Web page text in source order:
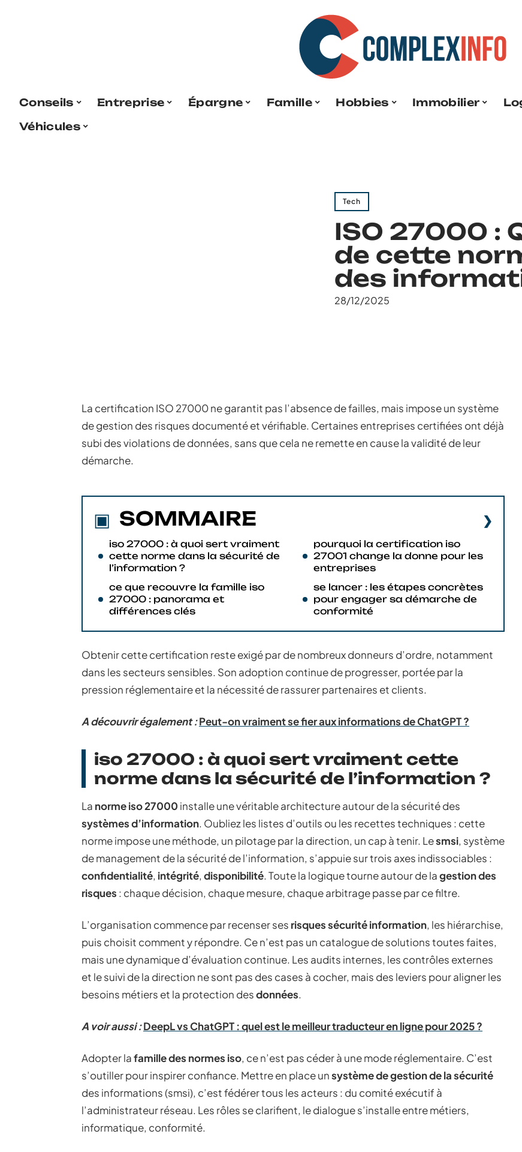
Conseils Entreprise Épargne Famille Hobbies Immobilier
Véhicules
Tech
ISO 27000 :
de cette
des
28/12/2025
La certification ISO 27000 ne garantit pas l’absence de failles, mais impose un système
de gestion des risques documenté et vérifiable. Certaines entreprises certifiées ont déjà
subi des violations de données, sans que cela ne remette en cause la validité de leur
démarche.
SOMMAIRE
iso 27000 : à quoi sert vraiment
cette norme dans la sécurité de
l’information ?
ce que recouvre la famille iso
27000 : panorama et
différences clés
pourquoi la certification iso
27001 change la donne pour les
entreprises
se lancer : les étapes concrètes
pour engager sa démarche de
conformité
Obtenir cette certification reste exigé par de nombreux donneurs d’ordre, notamment
dans les secteurs sensibles. Son adoption continue de progresser, portée par la
pression réglementaire et la nécessité de rassurer partenaires et clients.
A découvrir également :Peut-on vraiment se fier aux informations de ChatGPT ?
iso 27000 : à quoi sert vraiment cette
norme dans la sécurité de l’information ?
La norme iso 27000 installe une véritable architecture autour de la sécurité des
systèmes d’information. Oubliez les listes d’outils ou les recettes techniques : cette
norme impose une méthode, un pilotage par la direction, un cap à tenir. Lesmsi, système
de management de la sécurité de l’information, s’appuie sur trois axes indissociables :
confidentialité, intégrité, disponibilité. Toute la logique tourne autour de lagestion des
risques : chaque décision, chaque mesure, chaque arbitrage passe par ce filtre.
L’organisation commence par recenser ses risques sécurité information, les hiérarchise,
puis choisit comment y répondre. Ce n’est pas un catalogue de solutions toutes faites,
mais une dynamique d’évaluation continue. Les audits internes, les contrôles externes
et le suivi de la direction ne sont pas des cases à cocher, mais des leviers pour aligner les
besoins métiers et la protection desdonnées.
A voir aussi :DeepL vs ChatGPT : quel est le meilleur traducteur en ligne pour 2025 ?
Adopter lafamille des normes iso, ce n’est pas céder à une mode réglementaire. C’est
s’outiller pour inspirer confiance. Mettre en place unsystème de gestion de la sécurité
des informations (smsi), c’est fédérer tous les acteurs : du comité exécutif à
l’administrateur réseau. Les rôles se clarifient, le dialogue s’installe entre métiers,
informatique, conformité.